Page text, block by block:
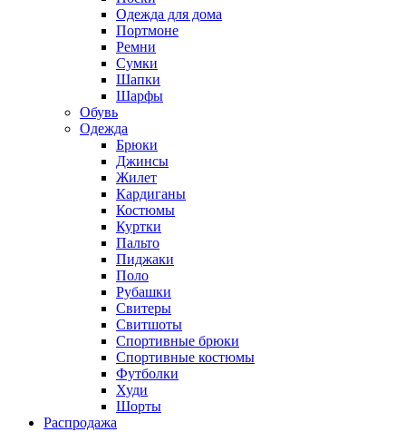
Одежда для дома
Портмоне
Ремни
Сумки
Шапки
Шарфы
Обувь
Одежда
Брюки
Джинсы
Жилет
Кардиганы
Костюмы
Куртки
Пальто
Пиджаки
Поло
Рубашки
Свитеры
Свитшоты
Спортивные брюки
Спортивные костюмы
Футболки
Худи
Шорты
Распродажа